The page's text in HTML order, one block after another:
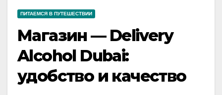
ПИТАЕМСЯ В ПУТЕШЕСТВИИ
Магазин — Delivery
Alcohol Dubai:
удобство и качество